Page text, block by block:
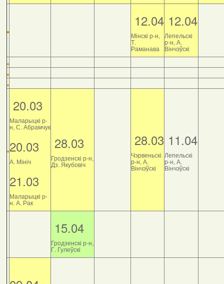
12.04
Мінскі р-н,
Т.
Раманава
12.04
Лепельскі
р-н, А.
Вінчэўскі
20.03
Маларыцкі р-
н, С. Абрамчук
20.03
А. Мініч
21.03
Маларыцкі р-
н. А. Рак
28.03
Гродзенскі р-н,
Дз. Якубовіч
28.03
Чэрвеньскі
р-н, А.
Вінчэўскі
11.04
Лепельскі
р-н, А.
Вінчэўскі
15.04
Гродзенскі р-н,
Г. Гулеўскі